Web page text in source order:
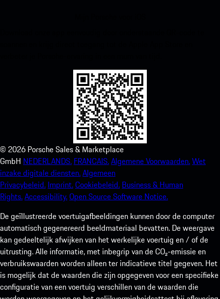
© 2026 Porsche Sales & Marketplace
GmbH NEDERLANDS. FRANCAIS.Algemene Voorwaarden.Wet
inzake digitale diensten.Algemeen
Privacybeleid. Imprint.Cookiebeleid. Business & Human
Rights.Accessibility.Open Source Software Notice.
De geïllustreerde voertuigafbeeldingen kunnen door de computer
automatisch gegenereerd beeldmateriaal bevatten. De weergave
kan gedeeltelijk afwijken van het werkelijke voertuig en / of de
uitrusting. Alle informatie, met inbegrip van de CO₂-emissie en
verbruikswaarden worden alleen ter indicatieve titel gegeven. Het
is mogelijk dat de waarden die zijn opgegeven voor een specifieke
configuratie van een voertuig verschillen van de waarden die